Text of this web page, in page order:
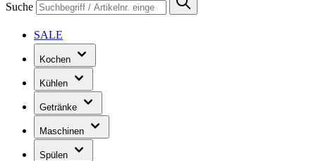
Suche
SALE
Kochen
Kühlen
Getränke
Maschinen
Spülen